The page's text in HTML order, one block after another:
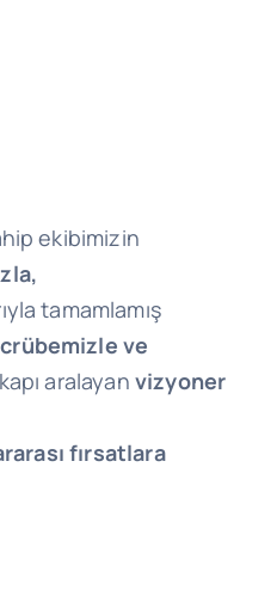
ekibimizin
tamamlamış
ve
aralayan vizyoner
fırsatlara